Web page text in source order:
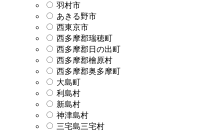
羽村市
あきる野市
西東京市
西多摩郡瑞穂町
西多摩郡日の出町
西多摩郡檜原村
西多摩郡奥多摩町
大島町
利島村
新島村
神津島村
三宅島三宅村